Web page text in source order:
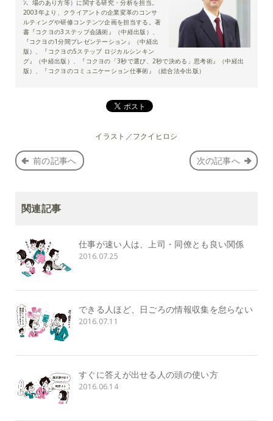
ﾝ、場のあり方等）に関する研究・分析を担当。
2003年より、クライアントの企業変革のコンサ
ルティングや研修コンテンツ企画を担当する。著
書『コクヨの3ステップ会議術』（中経出版）、
『コクヨの1分間プレゼンテーション』（中経出
版）、『コクヨの5ステップ ロジカルシンキン
グ』（中経出版）、『コクヨの「3秒で選び、2秒で決める」思考術』（中経出
版）、『コクヨのコミュニケーション仕事術』（総合法令出版）
イラスト／フクイヒロシ
前の記事へ 次の記事へ
関連記事
仕事が速い人は、上司・同僚とも良い関係
2016.07.25
できる人ほど、日ごろの情報収集を怠らない
2016.07.11
すぐに答えが出せる人の頭の使い方
2016.06.14